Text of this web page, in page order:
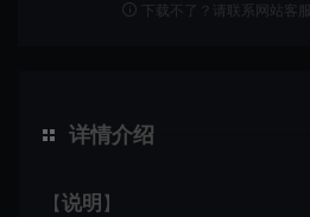
下载不了？请联系网站客
详情介绍
【说明 】